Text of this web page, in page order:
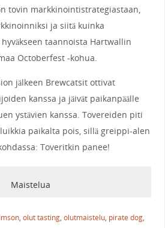
tovin markkinointistrategiastaan,
ja siitä kuinka
taannoista Hartwallin
Octoberfest -kohua.
jälkeen Brewcatsit ottivat
kanssa ja jäivät paikanpäälle
ystävien kanssa. Tovereiden piti
paikalta pois, sillä greippi-alen
Toveritkin panee!
Maistelua
, olut tasting, olutmaistelu, pirate dog,